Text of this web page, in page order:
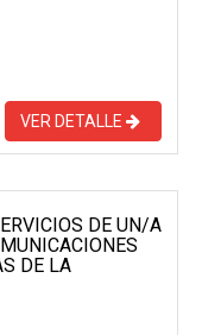
VER DETALLE
DE UN/A
DE LA